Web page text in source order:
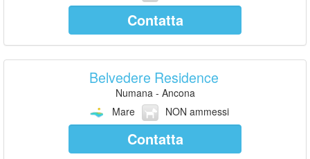
Contatta
Belvedere Residence
Numana - Ancona
Mare
NON ammessi
Contatta